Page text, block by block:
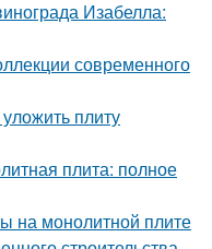
Изабелла:
современного
плиту
плита: полное
на монолитной плите